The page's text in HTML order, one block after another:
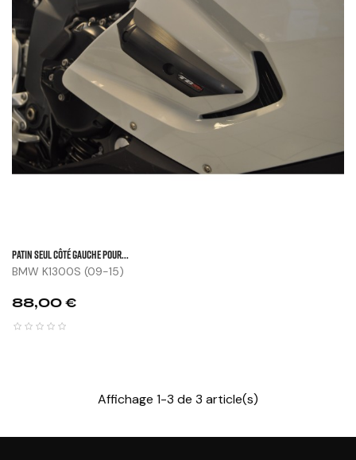
Patin Seul Côté Gauche Pour...
BMW K1300S (09-15)
Prix
88,00 €
Affichage 1-3 de 3 article(s)